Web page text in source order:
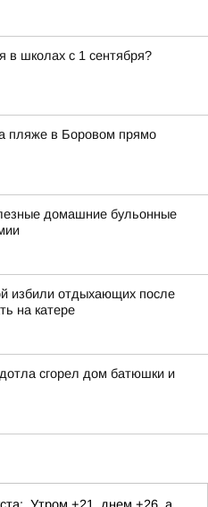
в школах с 1 сентября?
пляже в Боровом прямо
домашние бульонные
избили отдыхающих после
на катере
сгорел дом батюшки и